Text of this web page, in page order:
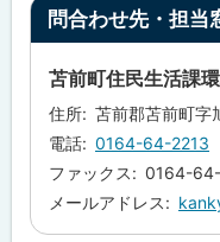
イ
ト
ト
ッ
問合わせ先・担当
苫前町住民生活課
住所
苫前郡苫前町字
電話
0164-64-2213
ファックス
0164-
メールアドレス